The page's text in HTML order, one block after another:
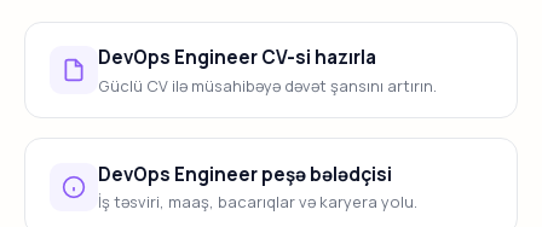
DevOps Engineer CV-si hazırla
Güclü CV ilə müsahibəyə dəvət şansını artırın.
DevOps Engineer peşə bələdçisi
İş təsviri, maaş, bacarıqlar və karyera yolu.